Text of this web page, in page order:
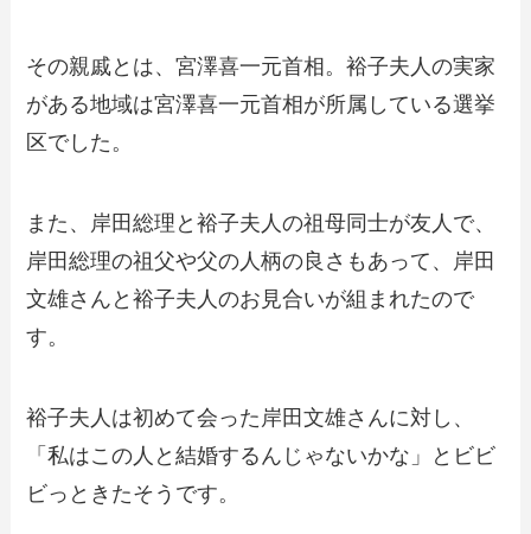
その親戚とは、宮澤喜一元首相。裕子夫人の実家
がある地域は宮澤喜一元首相が所属している選挙
区でした。
また、岸田総理と裕子夫人の祖母同士が友人で、
岸田総理の祖父や父の人柄の良さもあって、岸田
文雄さんと裕子夫人のお見合いが組まれたので
す。
裕子夫人は初めて会った岸田文雄さんに対し、
「私はこの人と結婚するんじゃないかな」とビビ
ビっときたそうです。